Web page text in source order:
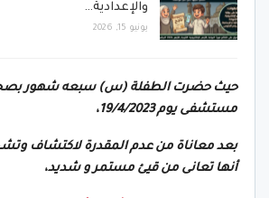
والإعدادية…
يونيو 15, 2026
حيث حضرت الطفلة (س) سبعه شهور
مستشفى يوم 19/4/2023،
بعد معاناة من عدم المقدرة لاكتشاف
أنها تعانى من قيئ مستمر و شديد،